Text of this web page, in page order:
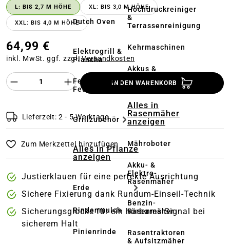
Dutch Oven
Elektrogrill &
Plancha
Feuerstelle &
Feuerschale
Grillzubehör
Alles in Pflanze
anzeigen
Erde
Rindenmulch
Pinienrinde
Hochdruckreiniger
&
Terrassenreinigung
Kehrmaschinen
Akkus &
Alles in
Rasenmäher
anzeigen
Mähroboter
Akku- &
Elektro-
Rasenmäher
Benzin-
Rasenmäher
Rasentraktoren
& Aufsitzmäher
L: BIS 2,7 M HÖHE XL: BIS 3,0 M HÖHE
XXL: BIS 4,0 M HÖHE
64,99 €
inkl. MwSt. ggf. zzgl.Versandkosten
Produkt Anzahl des Produktes
IN DEN WARENKORB
Lieferzeit: 2 - 5 Werktage
Zum Merkzettel hinzufügen
Justierklauen für eine perfekte Ausrichtung
Sichere Fixierung dank Rundum-Einseil-Technik
Sicherungsglocke für ein hörbares Signal bei
sicherem Halt